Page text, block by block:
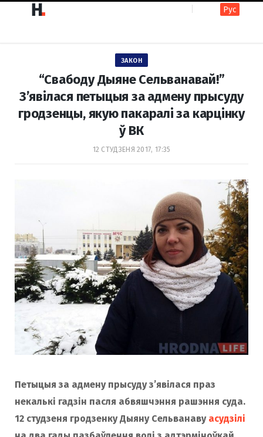
c
b
o
o
s
a
g
r
a
m
Рус
ЗАКОН
“Свабоду Дыяне Сельванавай!”
З’явілася петыцыя за адмену прысуду
гродзенцы, якую пакаралі за карцінку
ў ВК
12 СТУДЗЕНЯ 2017, 17:35
Петыцыя за адмену прысуду з’явілася праз
некалькі гадзін пасля абвяшчэння рашэння суда.
12 студзеня гродзенку Дыяну Сельванаву асудзілі